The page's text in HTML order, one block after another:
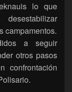
lo que
campamentos.
a seguir
otros pasos
confrontación